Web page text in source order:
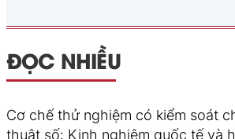
ĐỌC NHIỀU
Cơ chế thử nghiệm có kiểm soát
thuật số: Kinh nghiệm quốc tế và